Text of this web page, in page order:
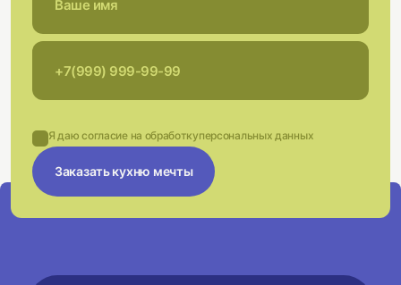
Я даю согласие на обработкуперсональных данных
Заказать кухню мечты